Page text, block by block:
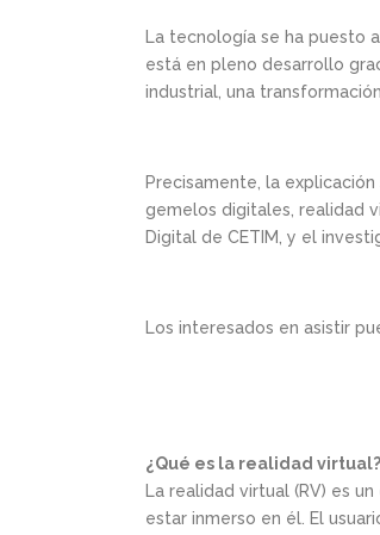
La tecnología se ha puesto
está en pleno desarrollo
industrial, una
Precisamente, la
gemelos digitales, realidad
Digital de CETIM, y el
Los interesados en asistir
¿Qué es la realidad virtual?
La realidad virtual (RV) es
estar inmerso en él. El